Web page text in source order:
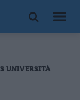
UNIVERSITÀ